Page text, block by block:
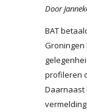
Door
BAT
Groningen
profileren
Daarnaast